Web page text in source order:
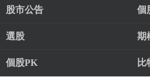
股市公告 個
選股 期
個股PK 比